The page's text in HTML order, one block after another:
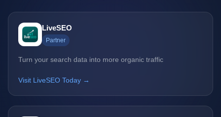
LiveSEO
Partner
Turn your search data into more organic traffic
Visit LiveSEO Today →